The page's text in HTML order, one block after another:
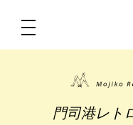
門司港レト